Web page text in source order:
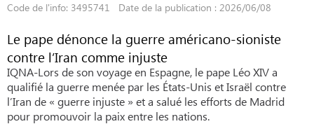
Code de l'info: 3495741 Date de la publication : 2026/06/08
Le pape dénonce la guerre américano-sioniste
contre l’Iran comme injuste
IQNA-Lors de son voyage en Espagne, le pape Léo XIV a
qualifié la guerre menée par les États-Unis et Israël contre
l’Iran de « guerre injuste » et a salué les efforts de Madrid
pour promouvoir la paix entre les nations.